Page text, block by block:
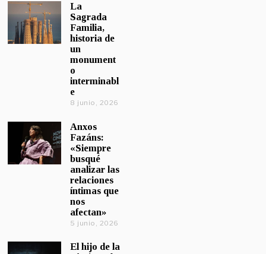
La
Sagrada
Familia,
historia de
un
monument
o
interminabl
e
8 junio, 2026
Anxos
Fazáns:
«Siempre
busqué
analizar las
relaciones
íntimas que
nos
afectan»
5 junio, 2026
El hijo de la